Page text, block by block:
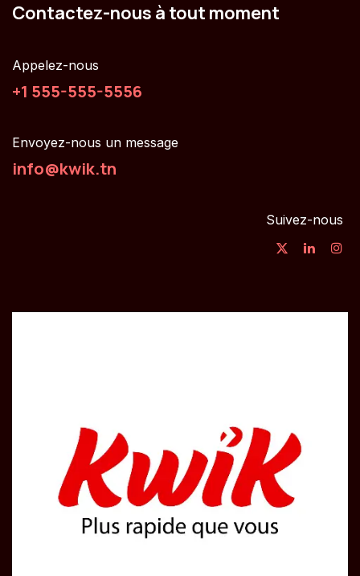
Contactez-nous à tout moment
Appelez-nous
+1 555-555-5556
Envoyez-nous un message
info@kwik.tn
Suivez-nous